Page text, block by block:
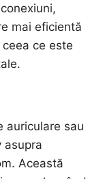
mai eficientă
ce este
auriculare sau
asupra
Această